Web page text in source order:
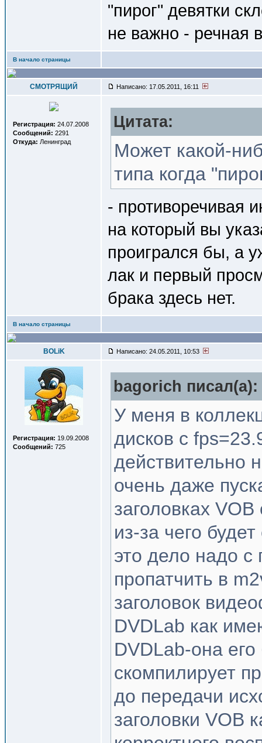
"пирог" девятки
не важно - речная
В начало страницы
СМОТРЯЩИЙ Написано: 17.05.2011, 16:11
Регистрация: 24.07.2008
Сообщений: 2291
Откуда: Ленинград
Цитата:
Может какой-
типа когда
- противоречивая
на который вы
проигрался бы, а
лак и первый
брака здесь нет.
В начало страницы
BOLiK Написано: 24.05.2011, 10:53
Регистрация: 19.09.2008
Сообщений: 725
bagorich писал(a):
У меня в
дисков с
действительно
очень даже
заголовках
из-за чего
это дело надо
пропатчить в
заголовок
DVDLab как
DVDLab-она
скомпилирует
до передачи
заголовки VOB